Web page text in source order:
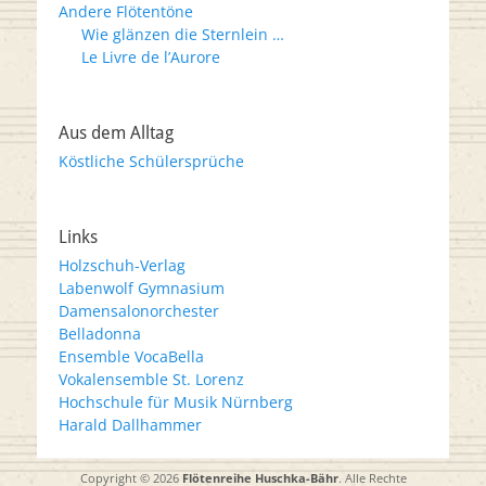
Andere Flötentöne
Wie glänzen die Sternlein …
Le Livre de l’Aurore
Aus dem Alltag
Köstliche Schülersprüche
Links
Holzschuh-Verlag
Labenwolf Gymnasium
Damensalonorchester
Belladonna
Ensemble VocaBella
Vokalensemble St. Lorenz
Hochschule für Musik Nürnberg
Harald Dallhammer
Copyright © 2026 Flötenreihe Huschka-Bähr. Alle Rechte